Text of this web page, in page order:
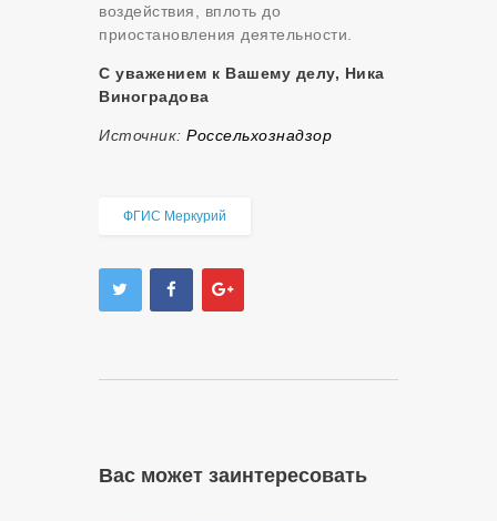
воздействия, вплоть до
приостановления деятельности.
С уважением к Вашему делу, Ника
Виноградова
Источник: Россельхознадзор
ФГИС Меркурий
Вас может заинтересовать